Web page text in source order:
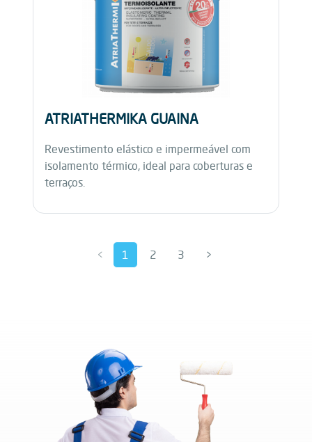
ATRIATHERMIKA GUAINA
Revestimento elástico e impermeável com
isolamento térmico, ideal para coberturas e
terraços.
< 1 2 3 >